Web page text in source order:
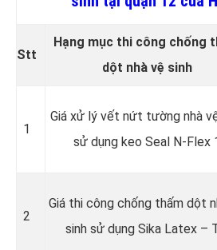
Stt
Hạng mục thi công chống
dột nhà vệ sinh
1
Giá xử lý vết nứt tường nhà
sử dụng keo Seal N-Flex
2
Giá thi công chống thấm dột
sinh sử dụng Sika Latex –